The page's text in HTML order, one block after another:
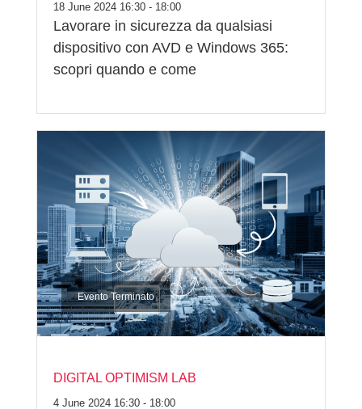
18 June 2024 16:30 - 18:00
Lavorare in sicurezza da qualsiasi
dispositivo con AVD e Windows 365:
scopri quando e come
Evento Terminato
DIGITAL OPTIMISM LAB
4 June 2024 16:30 - 18:00